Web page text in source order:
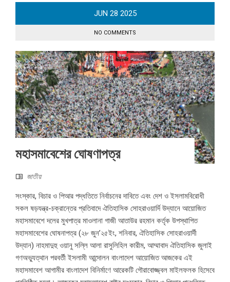
JUN 28 2025
NO COMMENTS
মহাসমাবেশের ঘোষণাপত্র
জাতীয়
সংস্কার, বিচার ও পিআর পদ্ধতিতে নির্বাচনের দাবিতে এবং দেশ ও ইসলামবিরোধী
সকল ষড়যন্ত্র-চক্রান্তের প্রতিবাদে ঐতিহাসিক সোহরাওয়ার্দি উদ্যানে আয়োজিত
মহাসমাবেশে দলের মুখপাত্র মাওলানা গাজী আতাউর রহমান কর্তৃক উপস্থাপিত
মহাসমাবেশের ঘোষনাপত্র (২৮ জুন’২৫ইং, শনিবার, ঐতিহাসিক সোহরাওয়ার্দী
উদ্যান) নাহমাদুহু ওয়ানু সল্লি আলা রাসুলিহিল কারীম, আম্মাবাদ ঐতিহাসিক জুলাই
গণঅভ্যুত্থান পরবর্তী ইসলামী আন্দোলন বাংলাদেশ আয়োজিত আজকের এই
মহাসমাবেশ আগামীর বাংলাদেশ বিনির্মাণে আরেকটি গৌরাবোজ্জ্বল মাইলফলক হিসেবে